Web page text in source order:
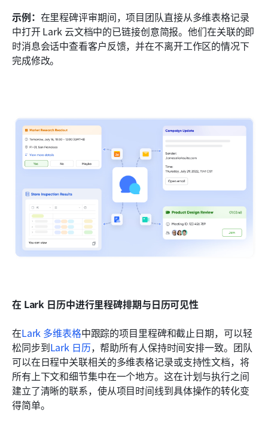
示例： 在里程碑评审期间，项目团队直接从多维表格记录
中打开 Lark 云文档中的已链接创意简报。他们在关联的即
时消息会话中查看客户反馈，并在不离开工作区的情况下
完成修改。
在 Lark 日历中进行里程碑排期与日历可见性
在Lark 多维表格中跟踪的项目里程碑和截止日期，可以轻
松同步到Lark 日历，帮助所有人保持时间安排一致。团队
可以在日程中关联相关的多维表格记录或支持性文档，将
所有上下文和细节集中在一个地方。这在计划与执行之间
建立了清晰的联系，使从项目时间线到具体操作的转化变
得简单。